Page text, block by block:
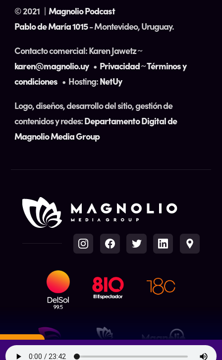
© 2021 |Magnolio Podcast
Pablo de María 1015- Montevideo, Uruguay.
Contacto comercial: Karen Jawetz ~
karen@magnolio.uy• Privacidad~Términos y
condiciones • Hosting:NetUy
Logo, diseños, desarrollo del sitio, gestión de
contenidos y redes:Departamento Digital de
Magnolio Media Group